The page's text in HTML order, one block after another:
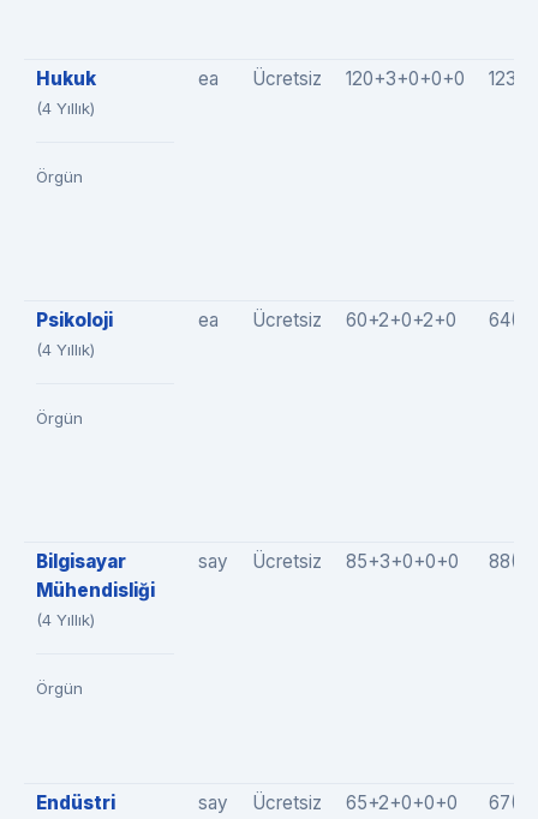
Hukuk
(4 Yıllık)
Örgün
ea Ücretsiz 120+3+0+0+0
Psikoloji
(4 Yıllık)
Örgün
ea Ücretsiz 60+2+0+2+0
Bilgisayar
Mühendisliği
(4 Yıllık)
Örgün
say Ücretsiz 85+3+0+0+0
Endüstri
say Ücretsiz 65+2+0+0+0